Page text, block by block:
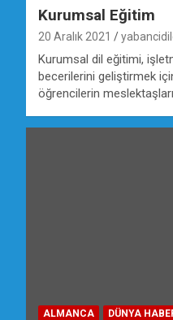
Kurumsal Eğitim
20 Aralık 2021
Kurumsal dil eğitimi,
becerilerini geliştirmek
öğrencilerin
ALMANCA DÜNYA